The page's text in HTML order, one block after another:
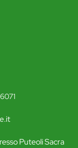
Puteoli Sacra